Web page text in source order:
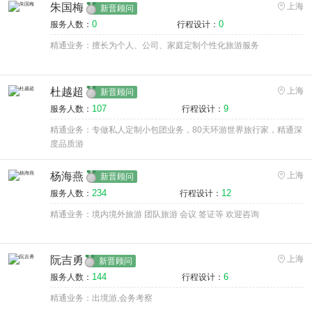
朱国梅 新晋顾问
上海
服务人数： 0 行程设计： 0
精通业务：擅长为个人、公司、家庭定制个性化旅游服务
杜越超 新晋顾问
上海
服务人数： 107 行程设计： 9
精通业务：专做私人定制小包团业务，80天环游世界旅行家，精通深
度品质游
杨海燕 新晋顾问
上海
服务人数： 234 行程设计： 12
精通业务：境内境外旅游 团队旅游 会议 签证等 欢迎咨询
阮吉勇 新晋顾问
上海
服务人数： 144 行程设计： 6
精通业务：出境游,会务考察